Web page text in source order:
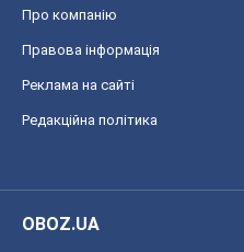
Про компанію
Правова інформація
Реклама на сайті
Редакційна політика
OBOZ.UA